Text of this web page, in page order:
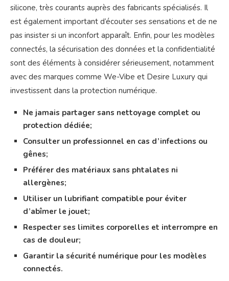
silicone, très courants auprès des fabricants spécialisés. Il
est également important d’écouter ses sensations et de ne
pas insister si un inconfort apparaît. Enfin, pour les modèles
connectés, la sécurisation des données et la confidentialité
sont des éléments à considérer sérieusement, notamment
avec des marques comme We-Vibe et Desire Luxury qui
investissent dans la protection numérique.
Ne jamais partager sans nettoyage complet ou
protection dédiée;
Consulter un professionnel en cas d’infections ou
gênes;
Préférer des matériaux sans phtalates ni
allergènes;
Utiliser un lubrifiant compatible pour éviter
d’abîmer le jouet;
Respecter ses limites corporelles et interrompre en
cas de douleur;
Garantir la sécurité numérique pour les modèles
connectés.